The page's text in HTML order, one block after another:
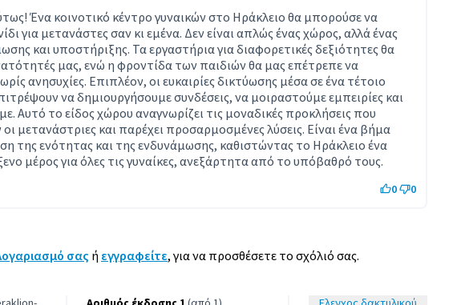
Ένα κοινοτικό κέντρο γυναικών στο Ηράκλειο θα μπορούσε να
για μετανάστες σαν κι εμένα. Δεν είναι απλώς ένας χώρος, αλλά ένας
και υποστήριξης. Τα εργαστήρια για διαφορετικές δεξιότητες θα
μας, ενώ η φροντίδα των παιδιών θα μας επέτρεπε να
ανησυχίες. Επιπλέον, οι ευκαιρίες δικτύωσης μέσα σε ένα τέτοιο
να δημιουργήσουμε συνδέσεις, να μοιραστούμε εμπειρίες και
Αυτό το είδος χώρου αναγνωρίζει τις μοναδικές προκλήσεις που
μετανάστριες και παρέχει προσαρμοσμένες λύσεις. Είναι ένα βήμα
της ενότητας και της ενδυνάμωσης, καθιστώντας το Ηράκλειο ένα
μέρος για όλες τις γυναίκες, ανεξάρτητα από το υπόβαθρό τους.
0 0
σας ή εγγραφείτε, για να προσθέσετε το σχόλιό σας.